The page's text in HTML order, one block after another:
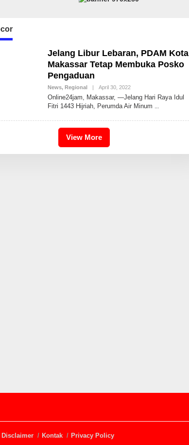
Jelang Libur Lebaran, PDAM Kota
Makassar Tetap Membuka Posko
Pengaduan
News, Regional April 30, 2022B
Y
I
D
I
Online24jam, Makassar, —Jelang Hari Raya Idul
Fitri 1443 Hijriah, Perumda Air Minum
View More
Disclaimer Kontak Privacy Policy